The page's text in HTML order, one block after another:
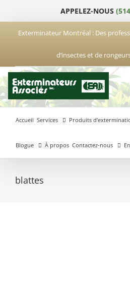
contenu
APPELEZ-NOUS
Exterminateur Montréal : Des
d’insectes et de
Accueil Services Produits
Blogue À propos Contactez-nous
Exterminateur
blattes